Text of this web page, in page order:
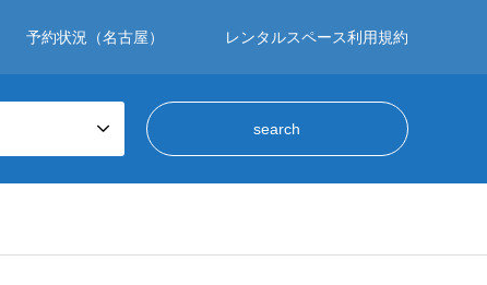
予約状況（名古屋） レンタルスペース利用規約